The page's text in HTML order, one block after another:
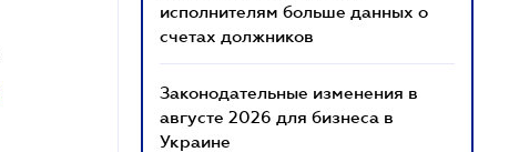
исполнителям больше данных о
счетах должников
Законодательные изменения в
августе 2026 для бизнеса в
Украине